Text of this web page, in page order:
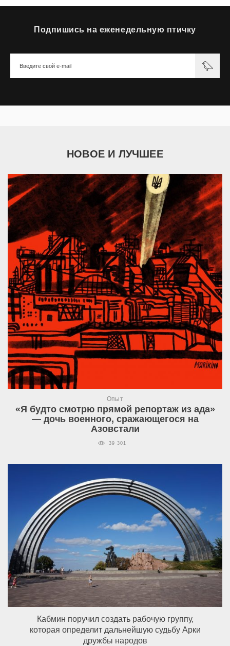
Подпишись на еженедельную птичку
НОВОЕ И ЛУЧШЕЕ
Опыт
«Я будто смотрю прямой репортаж из ада»
— дочь военного, сражающегося на
Азовстали
39 301
Кабмин поручил создать рабочую группу,
которая определит дальнейшую судьбу Арки
дружбы народов